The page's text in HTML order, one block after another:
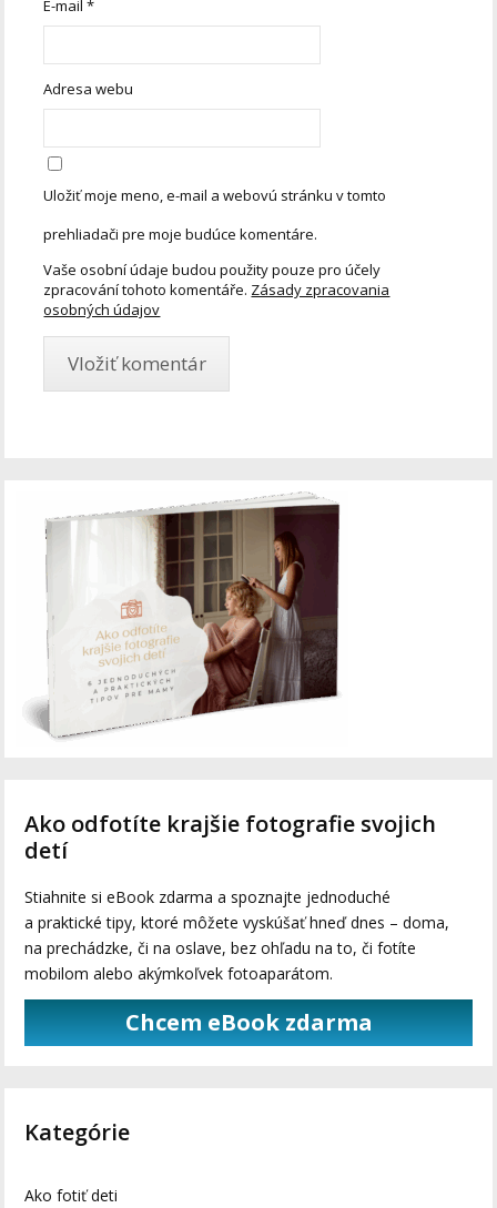
E-mail*
Adresa webu
Uložiť moje meno, e-mail a webovú stránku v tomto
prehliadači pre moje budúce komentáre.
Vaše osobní údaje budou použity pouze pro účely
zpracování tohoto komentáře. Zásady zpracovania
osobných údajov
Ako odfotíte krajšie fotografie svojich
detí
Stiahnite si eBook zdarma a spoznajte jednoduché
a praktické tipy, ktoré môžete vyskúšať hneď dnes – doma,
na prechádzke, či na oslave, bez ohľadu na to, či fotíte
mobilom alebo akýmkoľvek fotoaparátom.
Chcem eBook zdarma
Kategórie
Ako fotiť deti